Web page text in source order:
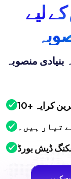
لیے
منصوبہ
کرایہ
تیار ہیں۔
بکنگ ڈیش بورڈ